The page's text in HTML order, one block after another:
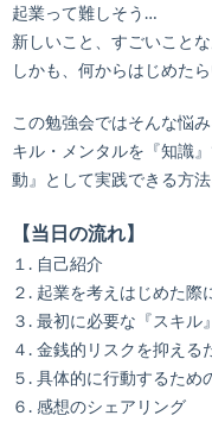
起業って難しそう…
新しいこと、すごいこと
しかも、何からはじめた
この勉強会ではそんな悩
キル・メンタルを『知識
動』として実践できる方法
【当日の流れ】
１. 自己紹介
２. 起業を考えはじめた際
３. 最初に必要な『スキル
４. 金銭的リスクを抑える
５. 具体的に行動するため
６. 感想のシェアリング